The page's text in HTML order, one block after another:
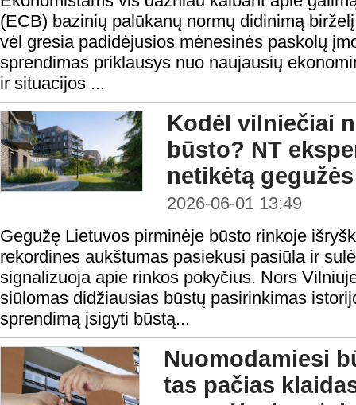
(ECB) bazinių palūkanų normų didinimą
vėl gresia padidėjusios mėnesinės paskolų
sprendimas priklausys nuo naujausių
ir situacijos ...
Kodėl vilniečiai
būsto? NT
netikėtą
2026-06-01 13:49
Gegužę Lietuvos pirminėje būsto rinkoje
rekordines aukštumas pasiekusi pasiūla ir
signalizuoja apie rinkos pokyčius. Nors
siūlomas didžiausias būstų pasirinkimas
sprendimą įsigyti būstą...
Nuomodamiesi
tas pačias